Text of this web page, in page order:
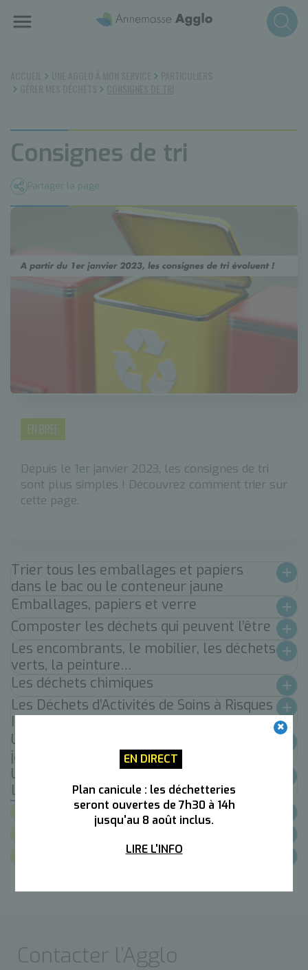
EN DIRECT
Plan canicule : les déchetteries
seront ouvertes de 7h30 à 14h
jusqu'au 8 août inclus.
LIRE L'INFO
Consignes de tri
Partager la page
EN BREF
Depuis le 1er janvier 2023, les consignes de tri
sont plus simples ! Découvrez comment trier sur
cette page.
Trier tous les emballages et papiers
dans le bac ou le conteneur jaune
Emballages, papiers et verre
Composter les déchets qui peuvent l’être
Les encombrants, le mobilier, les déchets
verts, la peinture…
Les déchets chimiques
Les Déchets d’Activités de Soins à Risques
Infectieux
Une simplification du geste de tri depuis
janvier 2023
Un doute ? Consultez ou téléchargez
l’outil « Guide du tri » de CITEO !
Documents
Lien utiles
Contacter l’Agglo